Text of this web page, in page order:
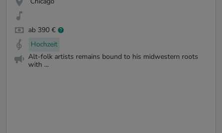
ab 390 €
Hochzeit
Alt-folk artists remains bound to his midwestern roots
with ...